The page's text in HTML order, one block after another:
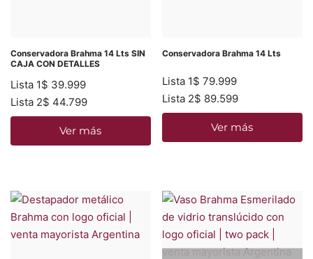
Conservadora Brahma 14 Lts SIN
CAJA CON DETALLES
Lista 1$ 39.999
Lista 2$ 44.799
Ver más
Conservadora Brahma 14 Lts
Lista 1$ 79.999
Lista 2$ 89.599
Ver más